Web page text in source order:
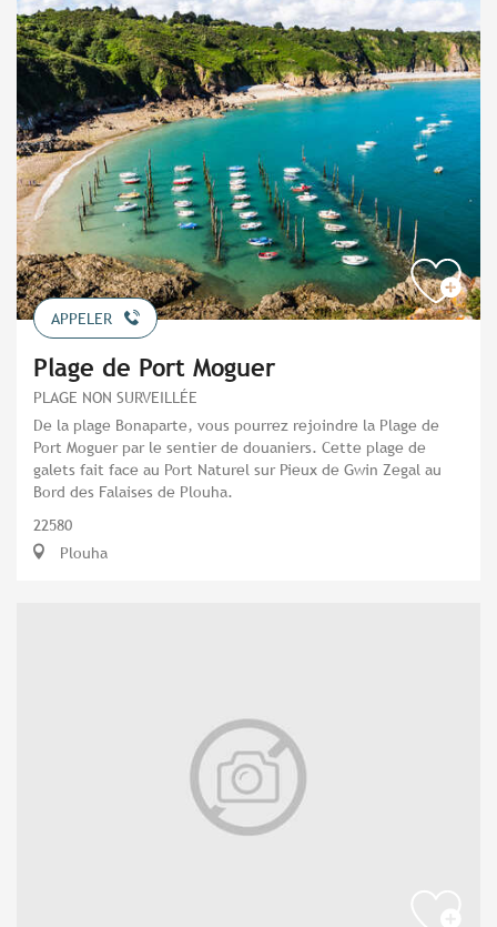
APPELER
Plage de Port Moguer
PLAGE NON SURVEILLÉE
De la plage Bonaparte, vous pourrez rejoindre la Plage de
Port Moguer par le sentier de douaniers. Cette plage de
galets fait face au Port Naturel sur Pieux de Gwin Zegal au
Bord des Falaises de Plouha.
22580
Plouha